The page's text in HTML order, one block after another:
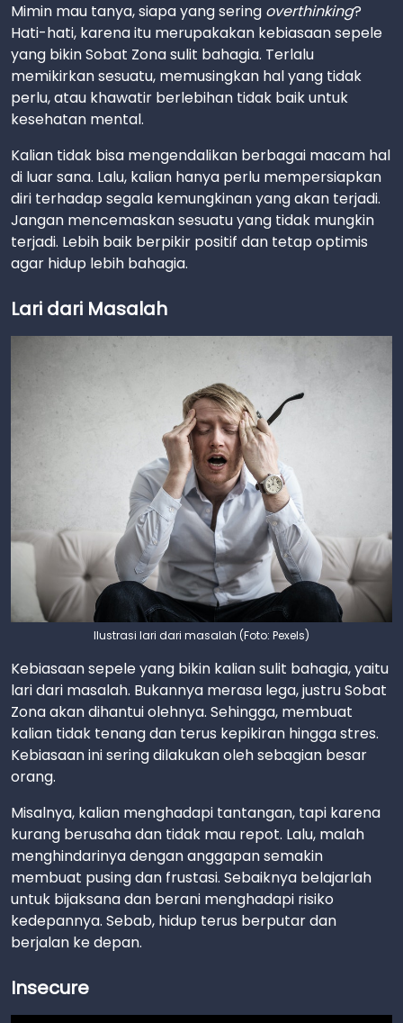
Mimin mau tanya, siapa yang sering overthinking?
Hati-hati, karena itu merupakakan kebiasaan sepele
yang bikin Sobat Zona sulit bahagia. Terlalu
memikirkan sesuatu, memusingkan hal yang tidak
perlu, atau khawatir berlebihan tidak baik untuk
kesehatan mental.
Kalian tidak bisa mengendalikan berbagai macam hal
di luar sana. Lalu, kalian hanya perlu mempersiapkan
diri terhadap segala kemungkinan yang akan terjadi.
Jangan mencemaskan sesuatu yang tidak mungkin
terjadi. Lebih baik berpikir positif dan tetap optimis
agar hidup lebih bahagia.
Lari dari Masalah
Ilustrasi lari dari masalah (Foto: Pexels)
Kebiasaan sepele yang bikin kalian sulit bahagia, yaitu
lari dari masalah. Bukannya merasa lega, justru Sobat
Zona akan dihantui olehnya. Sehingga, membuat
kalian tidak tenang dan terus kepikiran hingga stres.
Kebiasaan ini sering dilakukan oleh sebagian besar
orang.
Misalnya, kalian menghadapi tantangan, tapi karena
kurang berusaha dan tidak mau repot. Lalu, malah
menghindarinya dengan anggapan semakin
membuat pusing dan frustasi. Sebaiknya belajarlah
untuk bijaksana dan berani menghadapi risiko
kedepannya. Sebab, hidup terus berputar dan
berjalan ke depan.
Insecure